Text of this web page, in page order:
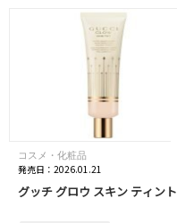
コスメ・化粧品
発売日：2026.01.21
グッチ グロウ スキン ティント